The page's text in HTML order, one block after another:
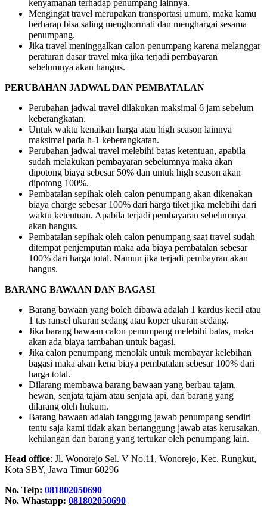
kenyamanan terhadap penumpang lainnya.
Mengingat travel merupakan transportasi umum, maka kamu
berharap bisa saling menghormati dan menghargai sesama
penumpang.
Jika travel meninggalkan calon penumpang karena melanggar
peraturan dasar travel mka jika terjadi pembayaran
sebelumnya akan hangus.
PERUBAHAN JADWAL DAN PEMBATALAN
Perubahan jadwal travel dilakukan maksimal 6 jam sebelum
keberangkatan.
Untuk waktu kenaikan harga atau high season lainnya
maksimal pada h-1 keberangkatan.
Perubahan jadwal travel melebihi batas ketentuan, apabila
sudah melakukan pembayaran sebelumnya maka akan
dipotong biaya sebesar 50% dan untuk high season akan
dipotong 100%.
Pembatalan sepihak oleh calon penumpang akan dikenakan
biaya charge sebesar 100% dari harga tiket jika melebihi dari
waktu ketentuan. Apabila terjadi pembayaran sebelumnya
akan hangus.
Pembatalan sepihak oleh calon penumpang saat travel sudah
ditempat penjemputan maka ada biaya pembatalan sebesar
100% dari harga total. Namun jika terjadi pembayran akan
hangus.
BARANG BAWAAN DAN BAGASI
Barang bawaan yang boleh dibawa adalah 1 kardus kecil atau
1 tas ransel ukuran sedang atau koper ukuran sedang.
Jika barang bawaan calon penumpang melebihi batas, maka
akan ada biaya tambahan untuk bagasi.
Jika calon penumpang menolak untuk membayar kelebihan
bagasi maka akan kena biaya pembatalan sebesar 100% dari
harga total.
Dilarang membawa barang bawaan yang berbau tajam,
hewan, senjata tajam atau senjata api, dan barang yang
dilarang oleh hukum.
Barang bawaan adalah tanggung jawab penumpang sendiri
tentu saja kami tidak akan bertanggung jawab atas kerusakan,
kehilangan dan barang yang tertukar oleh penumpang lain.
Head office: Jl. Wonorejo Sel. V No.11, Wonorejo, Kec. Rungkut,
Kota SBY, Jawa Timur 60296
No. Telp: 081802050690
No. Whastapp: 081802050690